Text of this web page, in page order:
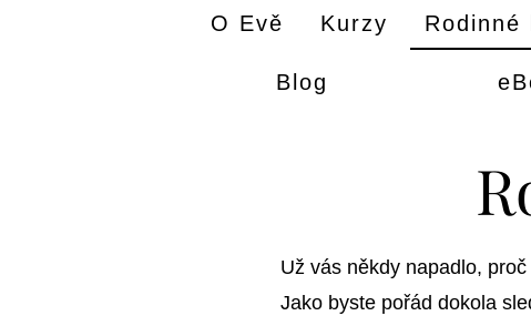
O Evě Kurzy Rodinné
Blog
Už vás někdy napadlo,
Jako byste pořád dokola